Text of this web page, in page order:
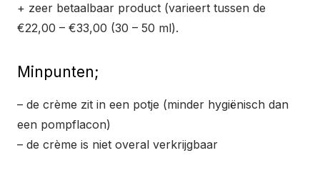
+ zeer betaalbaar product (varieert tussen de
€22,00 – €33,00 (30 – 50 ml).
Minpunten;
– de crème zit in een potje (minder hygiënisch dan
een pompflacon)
– de crème is niet overal verkrijgbaar